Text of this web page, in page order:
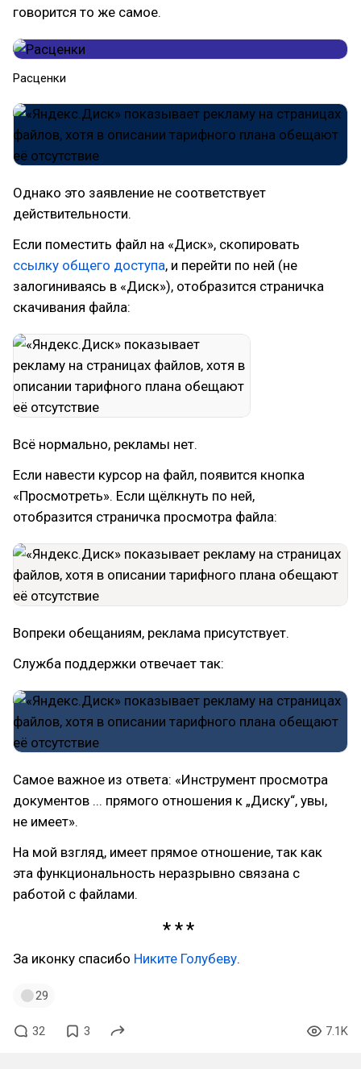
говорится то же самое.
Расценки
Однако это заявление не соответствует
действительности.
Если поместить файл на «Диск», скопировать
ссылку общего доступа, и перейти по ней (не
залогиниваясь в «Диск»), отобразится страничка
скачивания файла:
Всё нормально, рекламы нет.
Если навести курсор на файл, появится кнопка
«Просмотреть». Если щёлкнуть по ней,
отобразится страничка просмотра файла:
Вопреки обещаниям, реклама присутствует.
Служба поддержки отвечает так:
Самое важное из ответа: «Инструмент просмотра
документов ... прямого отношения к „Диску“, увы,
не имеет».
На мой взгляд, имеет прямое отношение, так как
эта функциональность неразрывно связана с
работой с файлами.
За иконку спасибо Никите Голубеву.
29
32 3 7.1K